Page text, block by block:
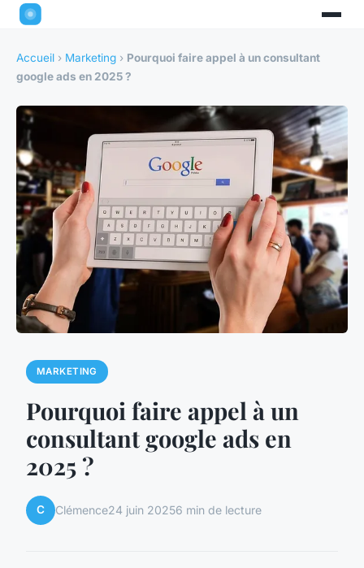
Accueil › Marketing › Pourquoi faire appel à un consultant
google ads en 2025 ?
MARKETING
Pourquoi faire appel à un
consultant google ads en
2025 ?
C Clémence24 juin 20256 min de lecture